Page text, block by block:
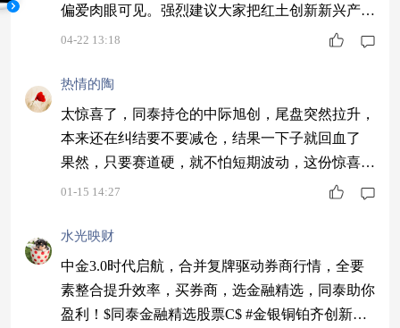
偏爱肉眼可见。强烈建议大家把红土创新新兴产业
混合A(001753)加入底仓配置，近半年78%的收益
-
04-22 13:18
热情的陶
太惊喜了，同泰持仓的中际旭创，尾盘突然拉升，
本来还在纠结要不要减仓，结果一下子就回血了
果然，只要赛道硬，就不怕短期波动，这份惊喜真
的太及时了 #2026我的新年投资计划#
01-15 14:27
水光映财
中金3.0时代启航，合并复牌驱动券商行情，全要
素整合提升效率，买券商，选金融精选，同泰助你
盈利！$同泰金融精选股票C$ #金银铜铂齐创新